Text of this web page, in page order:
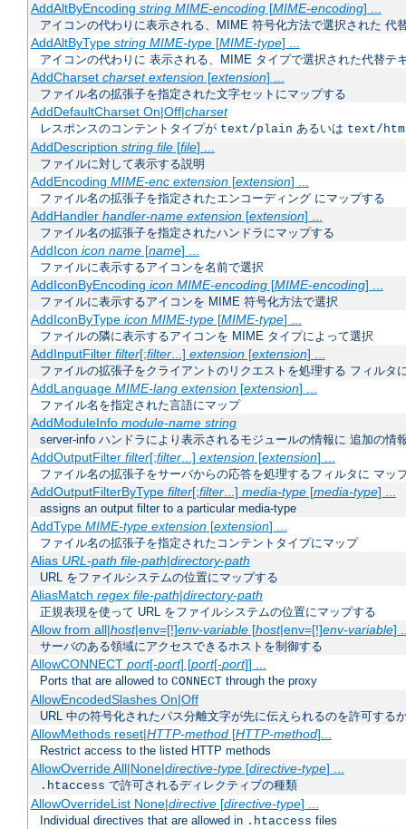
AddAltByEncoding string MIME-encoding[MIME-encoding] ...
アイコンの代わりに表示される、MIME 符号化方法で選択された 代
AddAltByType string MIME-type[MIME-type] ...
アイコンの代わりに 表示される、MIME タイプで選択された代替テ
AddCharset charset extension[extension] ...
ファイル名の拡張子を指定された文字セットにマップする
AddDefaultCharset On|Off|charset
レスポンスのコンテントタイプが text/plain あるいは text/
AddDescription string file[file] ...
ファイルに対して表示する説明
AddEncoding MIME-enc extension[extension] ...
ファイル名の拡張子を指定されたエンコーディング にマップする
AddHandler handler-name extension[extension] ...
ファイル名の拡張子を指定されたハンドラにマップする
AddIcon icon name[name] ...
ファイルに表示するアイコンを名前で選択
AddIconByEncoding icon MIME-encoding[MIME-encoding] ...
ファイルに表示するアイコンを MIME 符号化方法で選択
AddIconByType icon MIME-type[MIME-type] ...
ファイルの隣に表示するアイコンを MIME タイプによって選択
AddInputFilter filter[;filter...] extension[extension] ...
ファイルの拡張子をクライアントのリクエストを処理する フィルタ
AddLanguage MIME-lang extension[extension] ...
ファイル名を指定された言語にマップ
AddModuleInfo module-name string
server-info ハンドラにより表示されるモジュールの情報に 追加の情
AddOutputFilter filter[;filter...] extension[extension] ...
ファイル名の拡張子をサーバからの応答を処理するフィルタに マッ
AddOutputFilterByType filter[;filter...] media-type[media-type] ...
assigns an output filter to a particular media-type
AddType MIME-type extension[extension] ...
ファイル名の拡張子を指定されたコンテントタイプにマップ
Alias URL-path file-path|directory-path
URL をファイルシステムの位置にマップする
AliasMatch regex file-path|directory-path
正規表現を使って URL をファイルシステムの位置にマップする
Allow from all|host|env=[!]env-variable[host|env=[!]env-variable]
サーバのある領域にアクセスできるホストを制御する
AllowCONNECT port[-port] [port[-port]] ...
Ports that are allowed to CONNECT through the proxy
AllowEncodedSlashes On|Off
URL 中の符号化されたパス分離文字が先に伝えられるのを許可する
AllowMethods reset|HTTP-method[HTTP-method]...
Restrict access to the listed HTTP methods
AllowOverride All|None|directive-type[directive-type] ...
.htaccess で許可されるディレクティブの種類
AllowOverrideList None|directive[directive-type] ...
Individual directives that are allowed in .htaccess files